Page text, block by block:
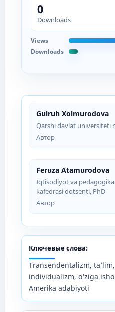
Gulruh Xolmurodova
Qarshi davlat universiteti
Автор
Feruza Atamurodova
Iqtisodiyot va
kafedrasi dotsenti, PhD
Автор
Ключевые слова:
Transendentalizm,
individualizm, o‘ziga
Amerika adabiyoti
0
Downloads
Views
Downloads